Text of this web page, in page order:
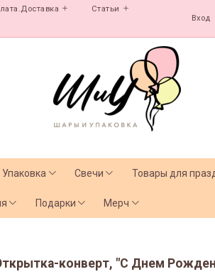
Статьи
Вход
Упаковка Свечи Товары для
Подарки Мерч
конверт, "С Днем